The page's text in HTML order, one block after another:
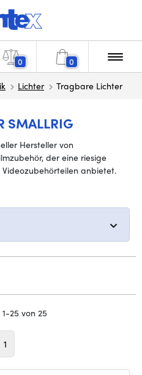
0 0
Lichter Tragbare Lichter
SMALLRIG
Hersteller von
der eine riesige
anbietet.
25 von 25
1